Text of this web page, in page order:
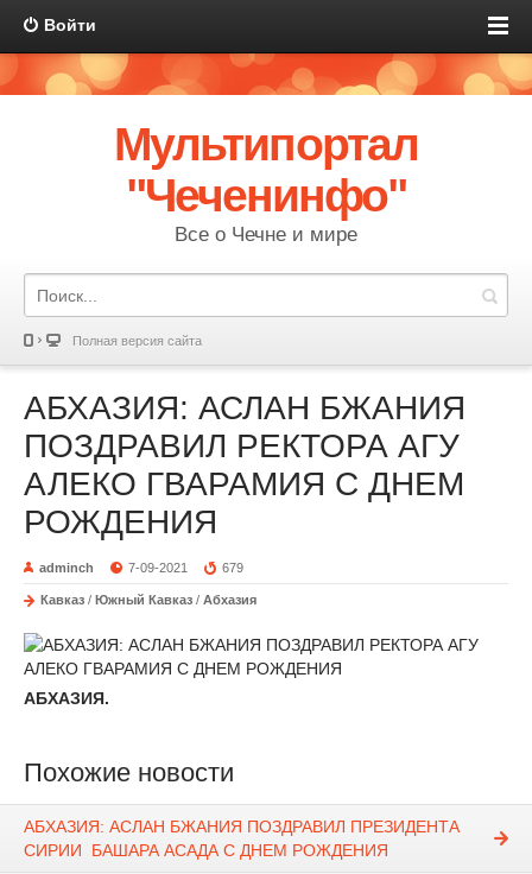
Войти
Мультипортал
"Чеченинфо"
Все о Чечне и мире
Полная версия сайта
АБХАЗИЯ: АСЛАН БЖАНИЯ
ПОЗДРАВИЛ РЕКТОРА АГУ
АЛЕКО ГВАРАМИЯ С ДНЕМ
РОЖДЕНИЯ
adminch 7-09-2021 679
Кавказ / Южный Кавказ / Абхазия
АБХАЗИЯ.
Похожие новости
АБХАЗИЯ: АСЛАН БЖАНИЯ ПОЗДРАВИЛ ПРЕЗИДЕНТА
СИРИИ БАШАРА АСАДА С ДНЕМ РОЖДЕНИЯ